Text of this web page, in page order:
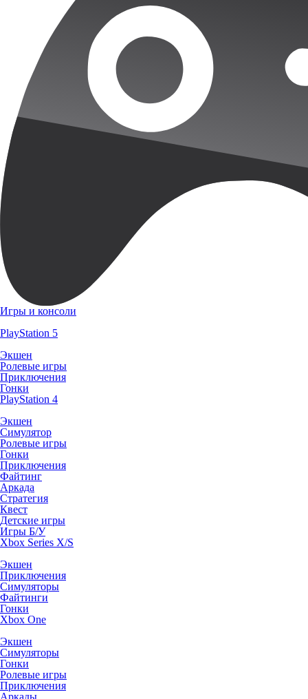
Игры и консоли
PlayStation 5
Экшен
Ролевые игры
Приключения
Гонки
PlayStation 4
Экшен
Симулятор
Ролевые игры
Гонки
Приключения
Файтинг
Аркада
Стратегия
Квест
Детские игры
Игры Б/У
Xbox Series X/S
Экшен
Приключения
Симуляторы
Файтинги
Гонки
Xbox One
Экшен
Симуляторы
Гонки
Ролевые игры
Приключения
Аркады